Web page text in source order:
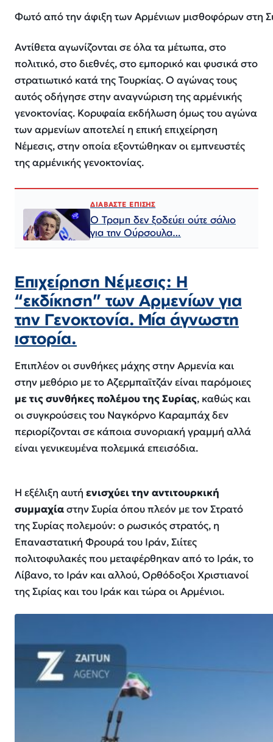
Φωτό από την άφιξη των Αρμένιων μισθοφόρων στη
Αντίθετα αγωνίζονται σε όλα τα μέτωπα, στο
πολιτικό, στο διεθνές, στο εμπορικό και φυσικά στο
στρατιωτικό κατά της Τουρκίας. Ο αγώνας τους
αυτός οδήγησε στην αναγνώριση της αρμένικής
γενοκτονίας. Κορυφαία εκδήλωση όμως του αγώνα
των αρμενίων αποτελεί η επική επιχείρηση
Νέμεσις, στην οποία εξοντώθηκαν οι εμπνευστές
της αρμένικής γενοκτονίας.
ΔΙΑΒΑΣΤΕ ΕΠΙΣΗΣ
Ο Τραμπ δεν ξοδεύει ούτε σάλιο
για την Ούρσουλα…
Επιχείρηση Νέμεσις: Η
“εκδίκηση” των Αρμενίων για
την Γενοκτονία. Μία άγνωστη
ιστορία.
Επιπλέον οι συνθήκες μάχης στην Αρμενία και
στην μεθόριο με το Αζερμπαϊτζάν είναι παρόμοιες
με τις συνθήκες πολέμου της Συρίας, καθώς και
οι συγκρούσεις του Ναγκόρνο Καραμπάχ δεν
περιορίζονται σε κάποια συνοριακή γραμμή αλλά
είναι γενικευμένα πολεμικά επεισόδια.
Η εξέλιξη αυτή ενισχύει την αντιτουρκική
συμμαχίαστην Συρία όπου πλεόν με τον Στρατό
της Συρίας πολεμούν: ο ρωσικός στρατός, η
Επαναστατική Φρουρά του Ιράν, Σιίτες
πολιτοφυλακές που μεταφέρθηκαν από το Ιράκ, το
Λίβανο, το Ιράν και αλλού, Ορθόδοξοι Χριστιανοί
της Σιρίας και του Ιράκ και τώρα οι Αρμένιοι.